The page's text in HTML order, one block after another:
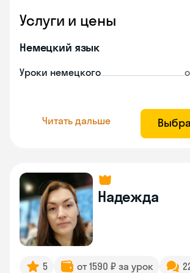
Услуги и цены
Немецкий язык
Уроки немецкого
Читать дальше
Надежда
5 от 1590 ₽ за урок